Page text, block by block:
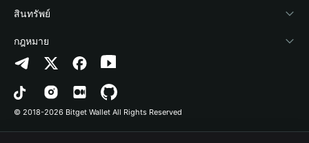
ศูนย์ช่วยเหลือ
ติดต่อเรา
ทรัพยากรข้อมูลของแบรนด์
อาชีพ
Crypto Swap API
Altcoin Season Index
Prediction Markets
DApp
Bitget Wallet Pay
ลิสต์โปรเจกต์
เทคโนโลยีความปลอดภัย
ซื้อคริปโต
การตรวจจับการอนุญาต
การตรวจจับสัญญา
การโอนเป็นชุด
สินทรัพย์
Arbitrum
Avalanche
Bitcoin
กฎหมาย
นโยบายความเป็นส่วนตัว
ข้อตกลงในการใช้บริการ
© 2018-2026 Bitget Wallet All Rights Reserved